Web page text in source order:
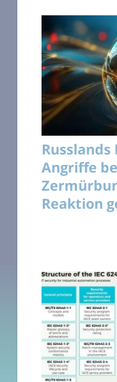
Russlands
Angriffe
Reaktion